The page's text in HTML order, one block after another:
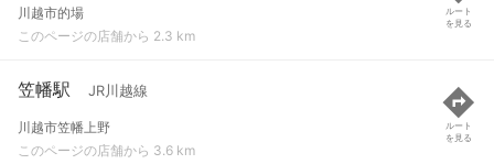
川越市的場
このページの店舗から 2.3 km
ルート
を見る
笠幡駅 JR川越線
川越市笠幡上野
このページの店舗から 3.6 km
ルート
を見る